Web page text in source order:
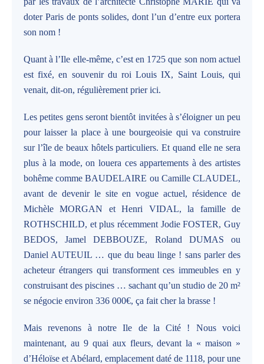
doter Paris de ponts solides, dont l’un d’entre eux portera
son nom !
Quant à l’Ile elle-même, c’est en 1725 que son nom actuel
est fixé, en souvenir du roi Louis IX, Saint Louis, qui
venait, dit-on, régulièrement prier ici.
Les petites gens seront bientôt invitées à s’éloigner un peu
pour laisser la place à une bourgeoisie qui va construire
sur l’île de beaux hôtels particuliers. Et quand elle ne sera
plus à la mode, on louera ces appartements à des artistes
bohême comme BAUDELAIRE ou Camille CLAUDEL,
avant de devenir le site en vogue actuel, résidence de
Michèle MORGAN et Henri VIDAL, la famille de
ROTHSCHILD, et plus récemment Jodie FOSTER, Guy
BEDOS, Jamel DEBBOUZE, Roland DUMAS ou
Daniel AUTEUIL … que du beau linge ! sans parler des
acheteur étrangers qui transforment ces immeubles en y
construisant des piscines … sachant qu’un studio de 20 m²
se négocie environ 336 000€, ça fait cher la brasse !
Mais revenons à notre Ile de la Cité ! Nous voici
maintenant, au 9 quai aux fleurs, devant la « maison »
d’Héloïse et Abélard, emplacement daté de 1118, pour une